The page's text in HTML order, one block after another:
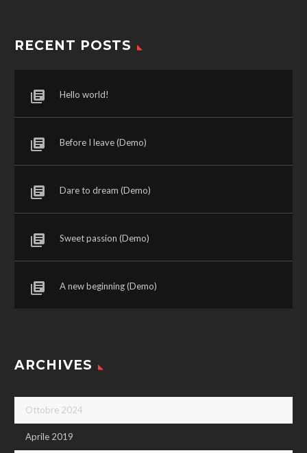
RECENT POSTS
Hello world!
Before I leave (Demo)
Dare to dream (Demo)
Sweet passion (Demo)
A new beginning (Demo)
ARCHIVES
Ottobre 2024
Aprile 2019